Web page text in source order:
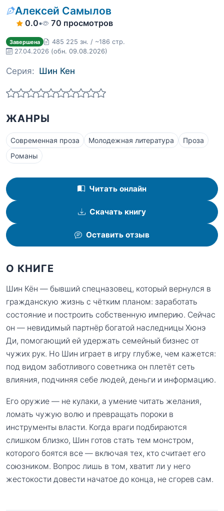
Алексей Самылов
0.0• 70 просмотров
Завершена
485 225 зн. / ~186 стр.
27.04.2026 (обн. 09.08.2026)
Серия: Шин Кен
ЖАНРЫ
Современная проза Молодежная литература
Проза
Романы
Читать онлайн
Скачать книгу
Оставить отзыв
О КНИГЕ
Шин Кён — бывший спецназовец, который вернулся в
гражданскую жизнь с чётким планом: заработать
состояние и построить собственную империю. Сейчас
он — невидимый партнёр богатой наследницы Хюнэ
Ди, помогающий ей удержать семейный бизнес от
чужих рук. Но Шин играет в игру глубже, чем кажется:
под видом заботливого советника он плетёт сеть
влияния, подчиняя себе людей, деньги и информацию.
Его оружие — не кулаки, а умение читать желания,
ломать чужую волю и превращать пороки в
инструменты власти. Когда враги подбираются
слишком близко, Шин готов стать тем монстром,
которого боятся все — включая тех, кто считает его
союзником. Вопрос лишь в том, хватит ли у него
жестокости довести начатое до конца, не сгорев сам.